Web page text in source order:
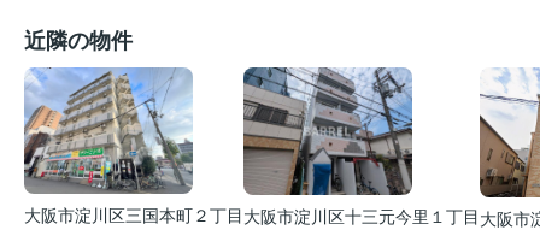
近隣の物件
大阪市淀川区三国本町２丁目 大阪市淀川区十三元今里１丁目大阪市